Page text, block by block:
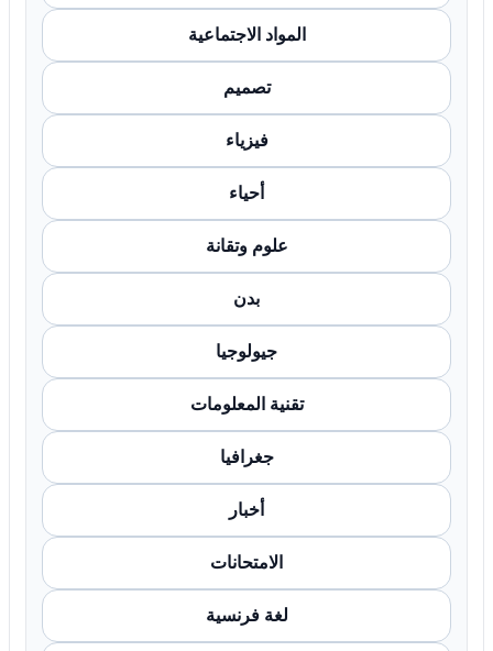
المواد الاجتماعية
تصميم
فيزياء
أحياء
علوم وتقانة
بدن
جيولوجيا
تقنية المعلومات
جغرافيا
أخبار
الامتحانات
لغة فرنسية